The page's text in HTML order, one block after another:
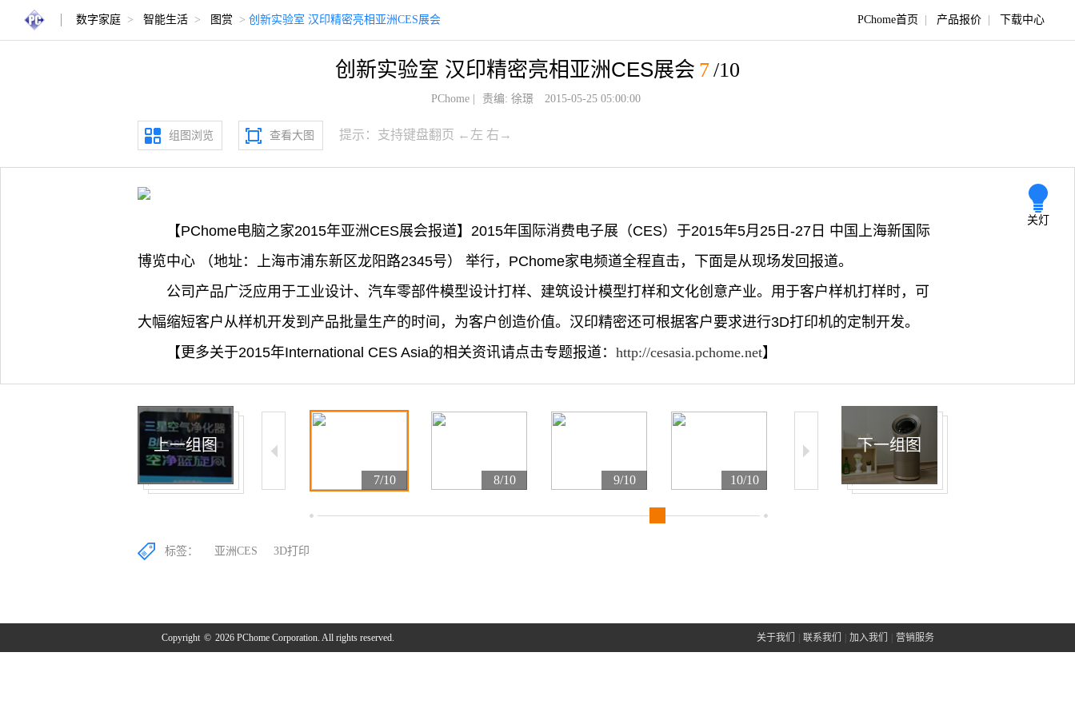
数字家庭 > 智能生活 > 图赏 > 创新实验室 汉印精密亮相亚洲CES展会 PChome首页 产品报价 下载中心
创新实验室 汉印精密亮相亚洲CES展会 7/10
PChome| 责编: 徐璟 2015-05-25 05:00:00
组图浏览 查看大图 提示：支持键盘翻页 ←左 右→
关灯
【PChome电脑之家2015年亚洲CES展会报道】2015年国际消费电子展（CES）于2015年5月25日-27日 中国上海新国际
博览中心 （地址：上海市浦东新区龙阳路2345号） 举行，PChome家电频道全程直击，下面是从现场发回报道。
公司产品广泛应用于工业设计、汽车零部件模型设计打样、建筑设计模型打样和文化创意产业。用于客户样机打样时，可
大幅缩短客户从样机开发到产品批量生产的时间，为客户创造价值。汉印精密还可根据客户要求进行3D打印机的定制开发。
【更多关于2015年International CES Asia的相关资讯请点击专题报道： http://cesasia.pchome.net】
5/10 7/10 8/10 9/10 10/10
上一组图 下一组图
标签： 亚洲CES 3D打印
Copyright © 2026 PChome Corporation. All rights reserved. 关于我们 联系我们 加入我们 营销服务